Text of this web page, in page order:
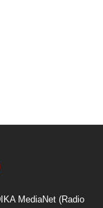
MediaNet (Radio